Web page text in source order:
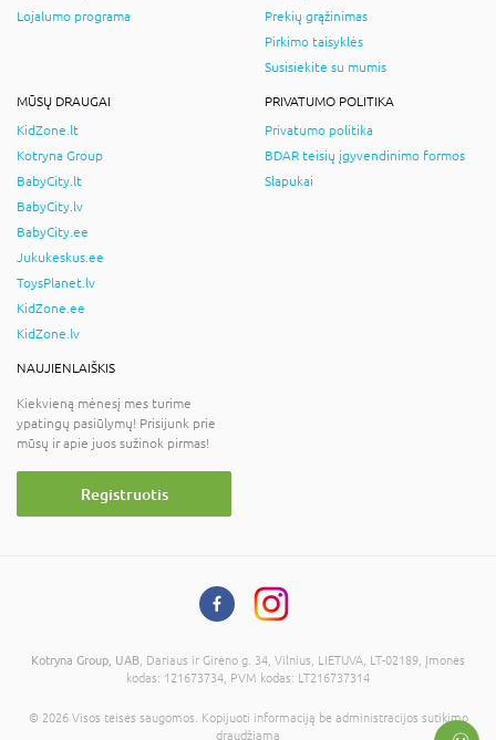
Lojalumo programa
Prekių grąžinimas
Pirkimo taisyklės
Susisiekite su mumis
MŪSŲ DRAUGAI
KidZone.lt
Kotryna Group
BabyCity.lt
BabyCity.lv
BabyCity.ee
Jukukeskus.ee
ToysPlanet.lv
KidZone.ee
KidZone.lv
PRIVATUMO POLITIKA
Privatumo politika
BDAR teisių įgyvendinimo formos
Slapukai
NAUJIENLAIŠKIS
Kiekvieną mėnesį mes turime
ypatingų pasiūlymų! Prisijunk prie
mūsų ir apie juos sužinok pirmas!
Registruotis
Kotryna Group, UAB , Dariaus ir Girėno g. 34, Vilnius, LIETUVA, LT-02189, Įmonės
kodas: 121673734, PVM kodas: LT216737314
© 2026 Visos teisės saugomos. Kopijuoti informaciją be administracijos sutikimo
draudžiama